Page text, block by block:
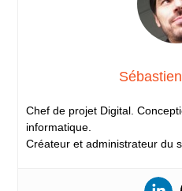
Chef de projet Digital.
informatique.
Créateur et administrateur du